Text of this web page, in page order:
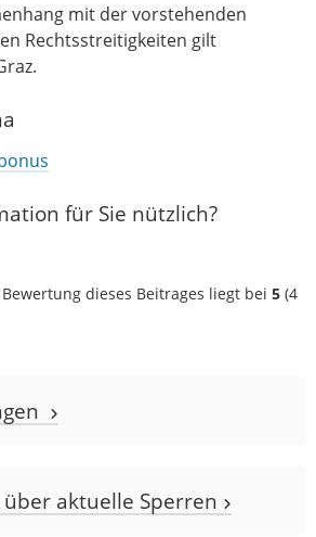
mit der vorstehenden
Rechtsstreitigkeiten gilt
für Sie nützlich?
dieses Beitrages liegt bei 5 (4
aktuelle Sperren